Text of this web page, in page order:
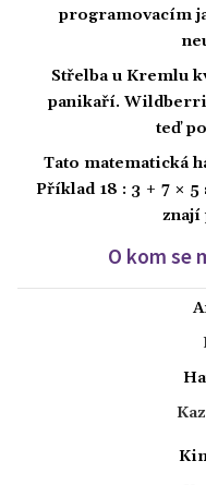
programovacím
Střelba u Kremlu
panikaří.
teď
Tato matematická
Příklad 18 : 3 + 7 ×
znají
O kom se